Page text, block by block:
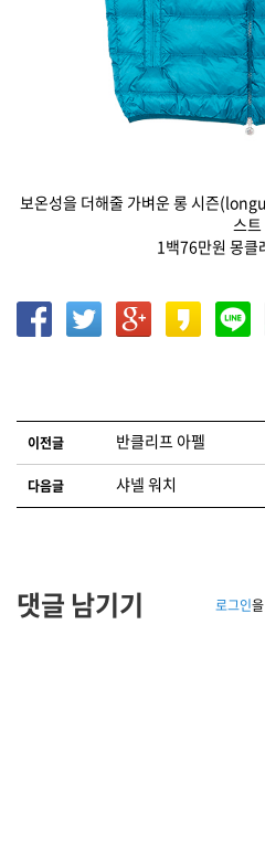
보온성을 더해줄 가벼운 롱 시즌
스트
1백76만원 몽클
글 네비게이션
이전글 반클리프 아펠
다음글 샤넬 워치
댓글 남기기 로그인